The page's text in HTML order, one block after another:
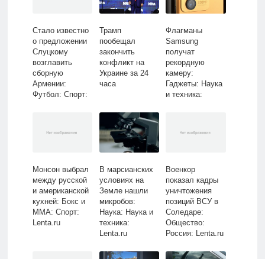
Стало известно
о предложении
Слуцкому
возглавить
сборную
Армении:
Футбол: Спорт:
Трамп
пообещал
закончить
конфликт на
Украине за 24
часа
Флагманы
Samsung
получат
рекордную
камеру:
Гаджеты: Наука
и техника:
Монсон выбрал
между русской
и американской
кухней: Бокс и
ММА: Спорт:
Lenta.ru
В марсианских
условиях на
Земле нашли
микробов:
Наука: Наука и
техника:
Lenta.ru
Военкор
показал кадры
уничтожения
позиций ВСУ в
Соледаре:
Общество:
Россия: Lenta.ru